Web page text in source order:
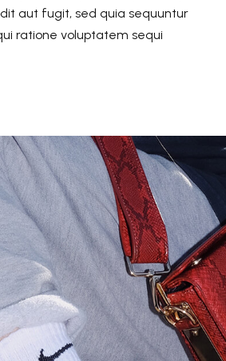
aut fugit, sed quia sequuntur
ratione voluptatem sequi